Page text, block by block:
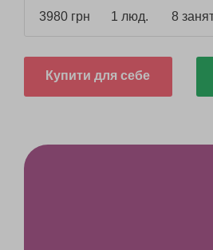
3980 грн 1 люд. 8
Купити для себе